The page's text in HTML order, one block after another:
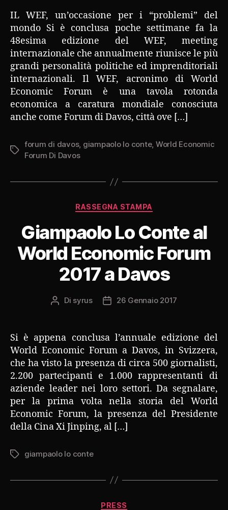
IL WEF, un’occasione per i “problemi” del
mondo Si è conclusa poche settimane fa la
48esima edizione del WEF, meeting
internazionale che annualmente riunisce le più
grandi personalità politiche ed imprenditoriali
internazionali. Il WEF, acronimo di World
Economic Forum è una tavola rotonda
economica a caratura mondiale conosciuta
anche come Forum di Davos, città ove […]
Tag
forum di davos, giampaolo lo conte, World Economic
Forum Di Davos
Categorie
RASSEGNA STAMPA
Giampaolo Lo Conte al
World Economic Forum
2017 a Davos
Autore
Di syrus
Data26 Gennaio 2017
Si è appena conclusa l’annuale edizione del
World Economic Forum a Davos, in Svizzera,
che ha visto la presenza di circa 500 giornalisti,
2.200 partecipanti e 1.000 rappresentanti di
aziende leader nei loro settori. Da segnalare,
per la prima volta nella storia del World
Economic Forum, la presenza del Presidente
della Cina Xi Jinping, al […]
Tag giampaolo lo conte
Categorie
PRESS